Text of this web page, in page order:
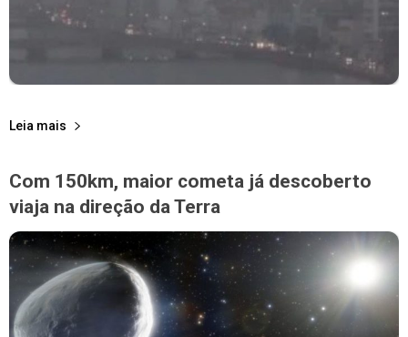
Leia mais
Com 150km, maior cometa já descoberto
viaja na direção da Terra